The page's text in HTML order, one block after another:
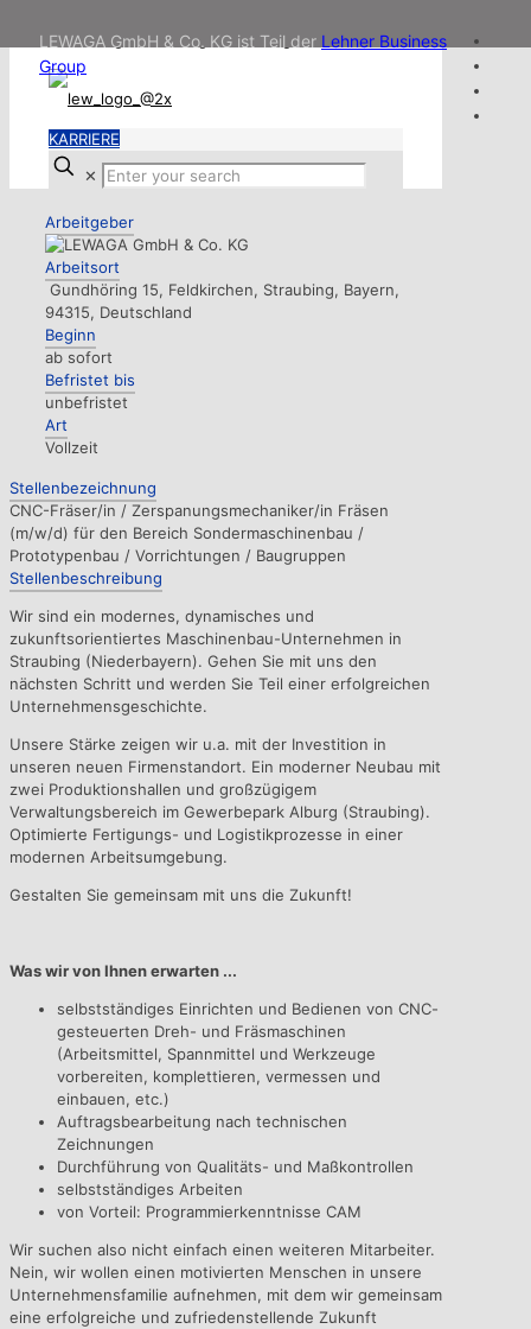
LEWAGA GmbH & Co. KG ist Teil der Lehner Business
Group
KARRIERE
✕
Arbeitgeber
Arbeitsort
Gundhöring 15, Feldkirchen, Straubing, Bayern,
94315, Deutschland
Beginn
ab sofort
Befristet bis
unbefristet
Art
Vollzeit
Stellenbezeichnung
CNC-Fräser/in / Zerspanungsmechaniker/in Fräsen
(m/w/d) für den Bereich Sondermaschinenbau /
Prototypenbau / Vorrichtungen / Baugruppen
Stellenbeschreibung
Wir sind ein modernes, dynamisches und
zukunftsorientiertes Maschinenbau-Unternehmen in
Straubing (Niederbayern). Gehen Sie mit uns den
nächsten Schritt und werden Sie Teil einer erfolgreichen
Unternehmensgeschichte.
Unsere Stärke zeigen wir u.a. mit der Investition in
unseren neuen Firmenstandort. Ein moderner Neubau mit
zwei Produktionshallen und großzügigem
Verwaltungsbereich im Gewerbepark Alburg (Straubing).
Optimierte Fertigungs- und Logistikprozesse in einer
modernen Arbeitsumgebung.
Gestalten Sie gemeinsam mit uns die Zukunft!
Was wir von Ihnen erwarten ...
selbstständiges Einrichten und Bedienen von CNC-
gesteuerten Dreh- und Fräsmaschinen
(Arbeitsmittel, Spannmittel und Werkzeuge
vorbereiten, komplettieren, vermessen und
einbauen, etc.)
Auftragsbearbeitung nach technischen
Zeichnungen
Durchführung von Qualitäts- und Maßkontrollen
selbstständiges Arbeiten
von Vorteil: Programmierkenntnisse CAM
Wir suchen also nicht einfach einen weiteren Mitarbeiter.
Nein, wir wollen einen motivierten Menschen in unsere
Unternehmensfamilie aufnehmen, mit dem wir gemeinsam
eine erfolgreiche und zufriedenstellende Zukunft